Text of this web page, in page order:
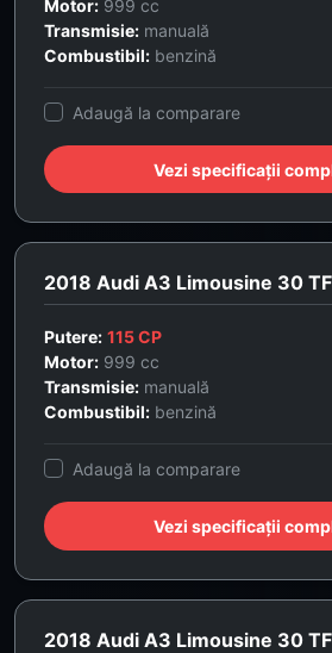
Motor: 999 cc
Transmisie: manuală
Combustibil: benzină
Adaugă la comparare
Vezi specificații
2018 Audi A3 Limousine 30
Putere: 115 CP
Motor: 999 cc
Transmisie: manuală
Combustibil: benzină
Adaugă la comparare
Vezi specificații
2018 Audi A3 Limousine 30